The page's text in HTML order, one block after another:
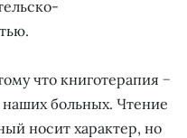
что книготерапия −
наших больных. Чтение
носит характер, но